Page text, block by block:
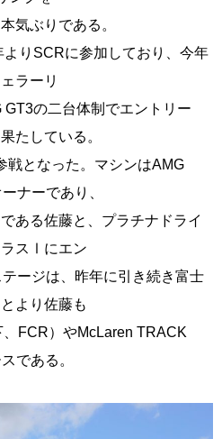
気ぶりである。
りSCRに参加しており、今年
ラーリ
の二台体制でエントリー
たしている。
戦となった。マシンはAMG
ナーであり、
ある佐藤と、プラチナドライ
ラスⅠにエン
ージは、昨年に引き続き富士
より佐藤も
FCR）やMcLaren TRACK
である。